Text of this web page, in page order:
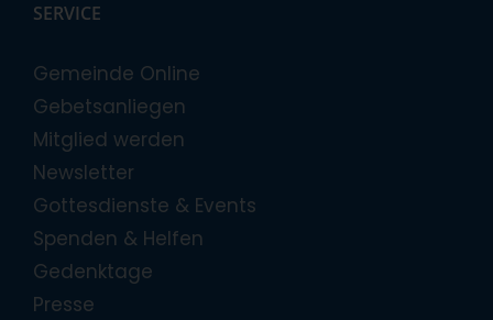
SERVICE
Gemeinde Online
Gebetsanliegen
Mitglied werden
Newsletter
Gottesdienste & Events
Spenden & Helfen
Gedenktage
Presse